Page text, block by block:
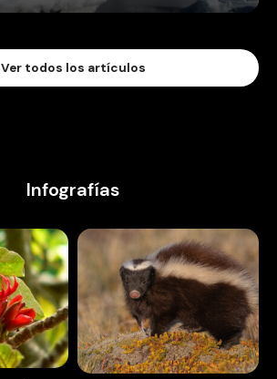
Ver todos los artículos
Infografías